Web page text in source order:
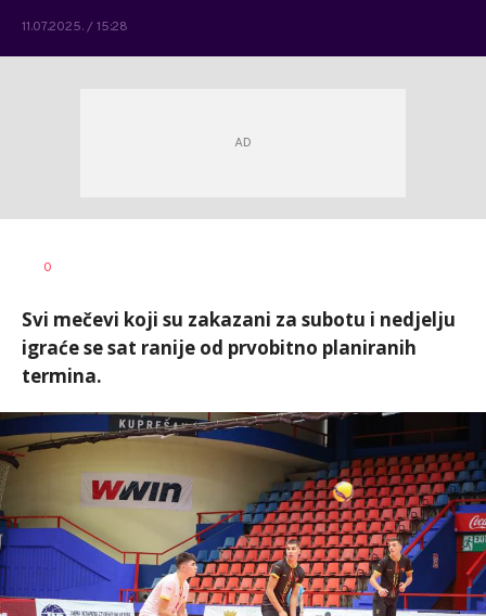
11.07.2025. / 15:28
AUTOR
0
Svi mečevi koji su zakazani za subotu i nedjelju
igraće se sat ranije od prvobitno planiranih
termina.